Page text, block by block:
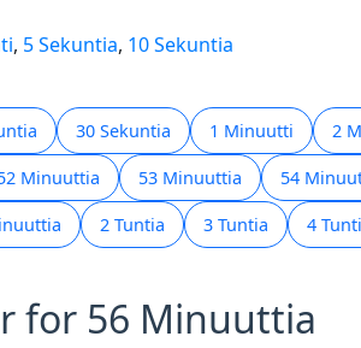
, 5 Sekuntia, 10 Sekuntia
30 Sekuntia 1 Minuutti 2
Minuuttia 53 Minuuttia 54
2 Tuntia 3 Tuntia 4
for 56 Minuuttia